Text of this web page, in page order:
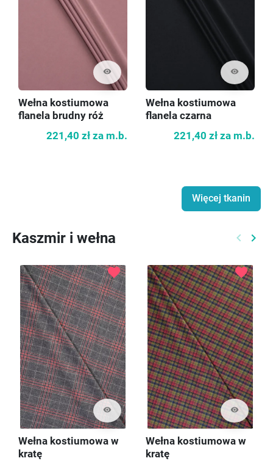
visibility
Wełna kostiumowa
flanela brudny róż
221,40 zł za m.b.
visibility
Wełna kostiumowa
flanela czarna
221,40 zł za m.b.
Więcej tkanin
Kaszmir i wełna keyboard_arrow_left keyboard_arrow_right
visibility
favorite
Wełna kostiumowa w
kratę
visibility
favorite
Wełna kostiumowa w
kratę